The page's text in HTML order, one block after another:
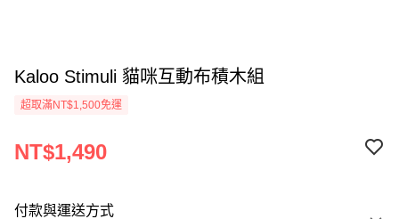
Kaloo Stimuli 貓咪互動布積木組
超取滿NT$1,500免運
NT$1,490
付款與運送方式